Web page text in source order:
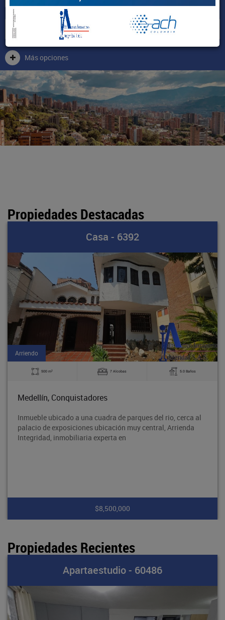
Más opciones
Propiedades Destacadas
Casa - 6392
Arriendo
500 m2 7 Alcobas 5.0 Baños
Medellín, Conquistadores
Inmueble ubicado a una cuadra de parques del rio, cerca al
palacio de exposiciones ubicación muy central, Arrienda
Integridad, inmobiliaria experta en
$8,500,000
Propiedades Recientes
Apartaestudio - 60486